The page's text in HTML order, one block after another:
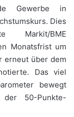
Gewerbe in
Dies
Markit/BME
Monatsfrist um
erneut über dem
Das viel
bewegt
50-Punkte-